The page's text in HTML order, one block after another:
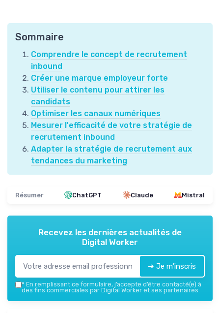
Sommaire
Comprendre le concept de recrutement
inbound
Créer une marque employeur forte
Utiliser le contenu pour attirer les
candidats
Optimiser les canaux numériques
Mesurer l'efficacité de votre stratégie de
recrutement inbound
Adapter la stratégie de recrutement aux
tendances du marketing
Résumer ChatGPT Claude Mistral
Recevez les dernières actualités de
Digital Worker
➔ Je m'inscris
* En remplissant ce formulaire, j’accepte d’être contacté(e) à
des fins commerciales par Digital Worker et ses partenaires.